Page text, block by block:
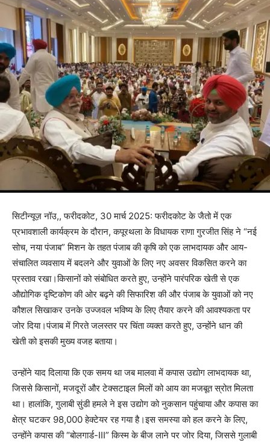
सिटीन्यूज़ नॉउ,, फरीदकोट, 30 मार्च 2025: फरीदकोट के जैतो में एक
प्रभावशाली कार्यक्रम के दौरान, कपूरथला के विधायक राणा गुरजीत सिंह ने “नई
सोच, नया पंजाब” मिशन के तहत पंजाब की कृषि को एक लाभदायक और आय-
संचालित व्यवसाय में बदलने और युवाओं के लिए नए अवसर विकसित करने का
प्रस्ताव रखा।किसानों को संबोधित करते हुए, उन्होंने पारंपरिक खेती से एक
औद्योगिक दृष्टिकोण की ओर बढ़ने की सिफारिश की और पंजाब के युवाओं को नए
कौशल सिखाकर उनके उज्जवल भविष्य के लिए तैयार करने की आवश्यकता पर
जोर दिया।पंजाब में गिरते जलस्तर पर चिंता व्यक्त करते हुए, उन्होंने धान की
खेती को इसकी मुख्य वजह बताया।
उन्होंने याद दिलाया कि एक समय था जब मालवा में कपास उद्योग लाभदायक था,
जिससे किसानों, मजदूरों और टेक्सटाइल मिलों को आय का मजबूत स्रोत मिलता
था। हालांकि, गुलाबी सुंडी हमले ने इस उद्योग को नुकसान पहुंचाया और कपास का
क्षेत्र घटकर 98,000 हेक्टेयर रह गया है।इस समस्या को हल करने के लिए,
उन्होंने कपास की “बोलगार्ड-III” किस्म के बीज लाने पर जोर दिया, जिससे गुलाबी